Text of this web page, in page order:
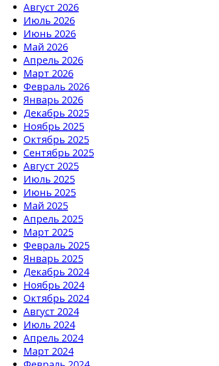
Август 2026
Июль 2026
Июнь 2026
Май 2026
Апрель 2026
Март 2026
Февраль 2026
Январь 2026
Декабрь 2025
Ноябрь 2025
Октябрь 2025
Сентябрь 2025
Август 2025
Июль 2025
Июнь 2025
Май 2025
Апрель 2025
Март 2025
Февраль 2025
Январь 2025
Декабрь 2024
Ноябрь 2024
Октябрь 2024
Август 2024
Июль 2024
Апрель 2024
Март 2024